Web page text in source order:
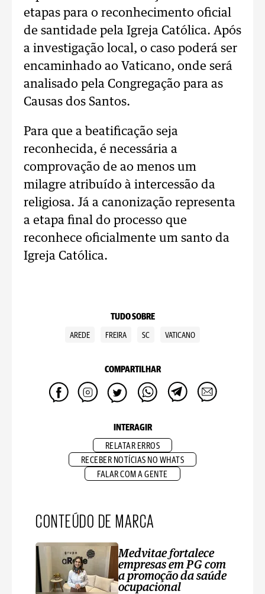
etapas para o reconhecimento oficial
de santidade pela Igreja Católica. Após
a investigação local, o caso poderá ser
encaminhado ao Vaticano, onde será
analisado pela Congregação para as
Causas dos Santos.
Para que a beatificação seja
reconhecida, é necessária a
comprovação de ao menos um
milagre atribuído à intercessão da
religiosa. Já a canonização representa
a etapa final do processo que
reconhece oficialmente um santo da
Igreja Católica.
TUDO SOBRE
AREDE FREIRA SC VATICANO
COMPARTILHAR
INTERAGIR
RELATAR ERROS
RECEBER NOTÍCIAS NO WHATS
FALAR COM A GENTE
CONTEÚDO DE MARCA
Medvitae fortalece
empresas em PG com
a promoção da saúde
ocupacional